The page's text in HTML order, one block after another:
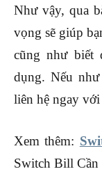
Như vậy, qua
vọng sẽ giúp
cũng như biết
dụng. Nếu
liên hệ ngay
Xem thêm:
Switch Bill Cần